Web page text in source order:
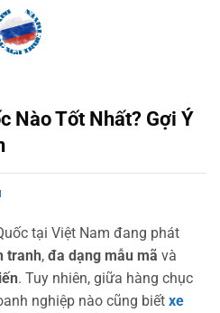
Nào Tốt Nhất? Gợi Ý
tại Việt Nam đang phát
tranh, đa dạng mẫu mã và
. Tuy nhiên, giữa hàng chục
nghiệp nào cũng biết xe